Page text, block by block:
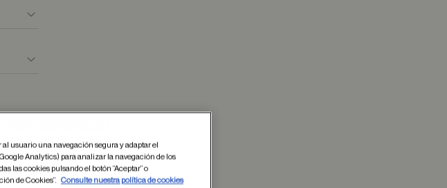
usuario una navegación segura y adaptar el
Analytics) para analizar la navegación de los
las cookies pulsando el botón “Aceptar” o
de Cookies”.
Consulte nuestra política de cookies